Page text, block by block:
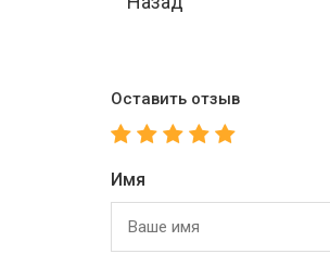
Оставить отзыв
Имя